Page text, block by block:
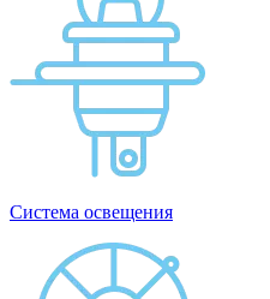
Система освещения